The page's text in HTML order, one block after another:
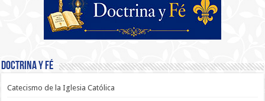
Doctrina y Fé
Catecismo de la Iglesia Católica